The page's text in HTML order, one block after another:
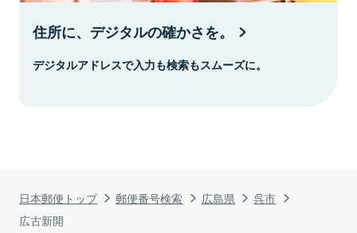
日本郵便トップ 郵便番号検索 広島県
呉市
広古新開
住所に、デジタルの確かさを。
デジタルアドレスで入力も検索もスムーズに。